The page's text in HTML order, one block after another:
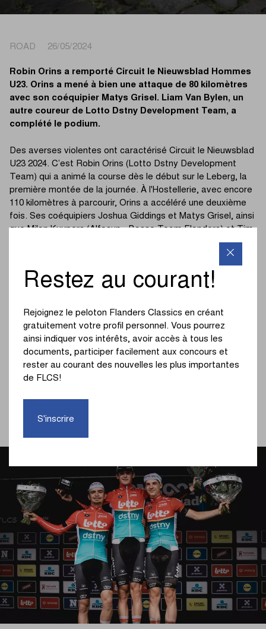
ROAD 26/05/2024
Robin Orins a remporté Circuit le Nieuwsblad Hommes
U23. Orins a mené à bien une attaque de 80 kilomètres
avec son coéquipier Matys Grisel. Liam Van Bylen, un
autre coureur de Lotto Dstny Development Team, a
complété le podium.
Des averses violentes ont caractérisé Circuit le Nieuwsblad
U23 2024. C’est Robin Orins (Lotto Dstny Development
Team) qui a animé la course dès le début sur le Leberg, la
première montée de la journée. À l'Hostellerie, avec encore
110 kilomètres à parcourir, Orins a accéléré une deuxième
fois. Ses coéquipiers Joshua Giddings et Matys Grisel, ainsi
que Milan Kuypers (Alfasun - Basso Team Flanders) et Tim
Rex (Wanty - Reuz - Technord), l'ont suivi, mais le peloton
Orins était manifestement en grande forme. Sur le
coéquipier Matys Grisel a pu le suivre. Avec encore 80
kilomètres à parcourir, les deux ont commencé une
véritable prouesse. Ils ont creusé un écart de deux minutes
et ont roulé ensemble jusqu'à l'arrivée à Herzele. Grisel a
laissé la victoire à Orins. Six secondes après le duo, Liam
Van Bylen, également coureur de Lotto Dstny Development
place. Orins est le cinquième coureur de Lotto Dstny
Restez au courant!
Rejoignez le peloton Flanders Classics en créant
gratuitement votre profil personnel. Vous pourrez
ainsi indiquer vos intérêts, avoir accès à tous les
documents, participer facilement aux concours et
rester au courant des nouvelles les plus importantes
de FLCS!
S'inscrire